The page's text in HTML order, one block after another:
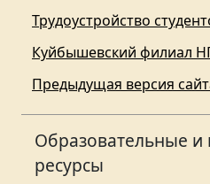
Трудоустройство
Куйбышевский филиал
Предыдущая версия
Образовательные
ресурсы